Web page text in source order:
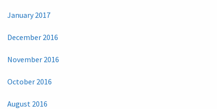
January 2017
December 2016
November 2016
October 2016
August 2016